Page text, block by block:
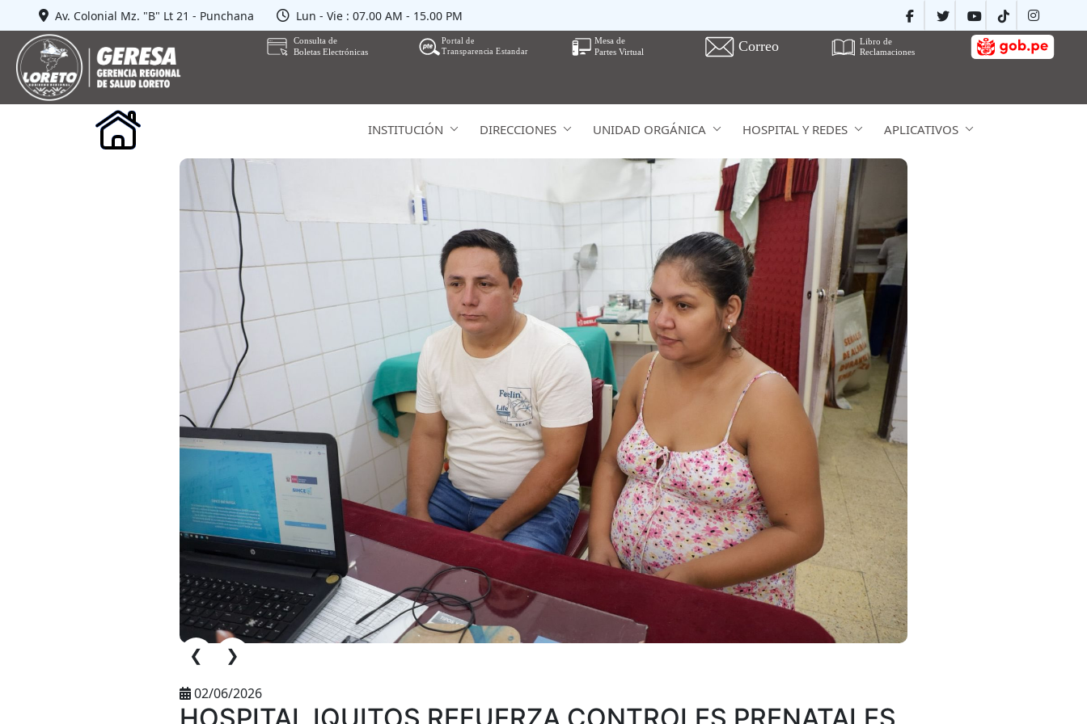
Av. Colonial Mz. "B" Lt 21 - Punchana Lun - Vie : 07.00 AM - 15.00 PM
INSTITUCIÓN DIRECCIONES UNIDAD ORGÁNICA HOSPITAL Y REDES APLICATIVOS
❮ ❯
02/06/2026